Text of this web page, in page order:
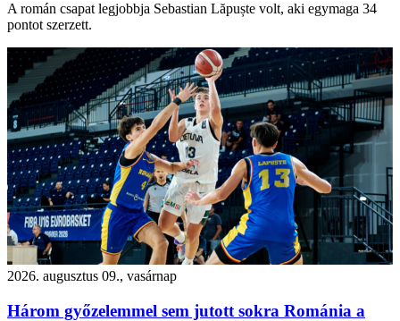
A román csapat legjobbja Sebastian Lăpuște volt, aki egymaga 34
pontot szerzett.
2026. augusztus 09., vasárnap
Három győzelemmel sem jutott sokra Románia a